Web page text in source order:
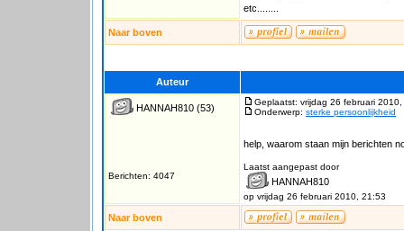
etc........
Naar boven
Auteur
HANNAH810 (53)
Berichten: 4047
Geplaatst: vrijdag 26 februari
Onderwerp: sterke persoonlijkheid
help, waarom staan mijn berichten
Laatst aangepast door
HANNAH810
op vrijdag 26 februari 2010, 21:53
Naar boven